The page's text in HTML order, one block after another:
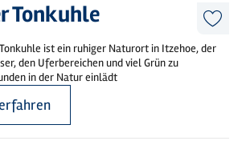
Tonkuhle
ist ein ruhiger Naturort in Itzehoe, der
den Uferbereichen und viel Grün zu
in der Natur einlädt